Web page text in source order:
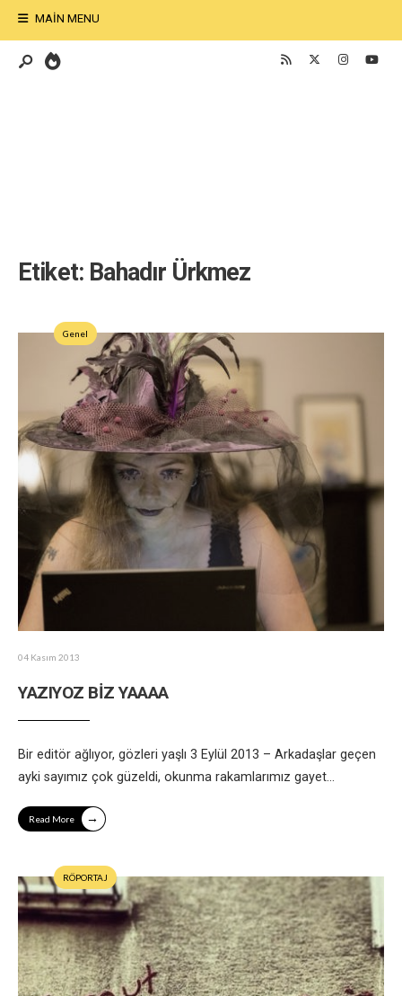
MAIN MENU
Etiket: Bahadır Ürkmez
Genel
04 Kasım 2013
YAZIYOZ BİZ YAAAA
Bir editör ağlıyor, gözleri yaşlı 3 Eylül 2013 – Arkadaşlar geçen
ayki sayımız çok güzeldi, okunma rakamlarımız gayet...
Read More →
RÖPORTAJ